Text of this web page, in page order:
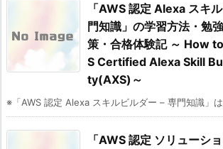
「AWS 認定 Alexa スキ
門知識」の学習方法・勉
策・合格体験記 ～ How
S Certified Alexa Skill
ty(AXS)～
※「AWS 認定 Alexa スキルビルダー – 専門知識」
「AWS 認定 ソリューシ